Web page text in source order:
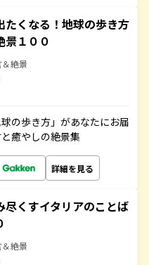
たくなる！地球の歩き方
景１００
絶景
の歩き方」があなたにお届
癒やしの絶景集
詳細を見る
尽くすイタリアのことば
絶景